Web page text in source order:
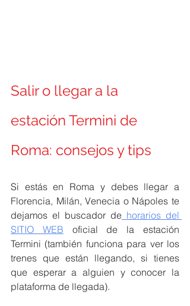
Salir o llegar a la
estación Termini de
Roma: consejos y tips
Si estás en Roma y debes llegar a
Florencia, Milán, Venecia o Nápoles te
dejamos el buscador de horarios del
SITIO WEB oficial de la estación
Termini (también funciona para ver los
trenes que están llegando, si tienes
que esperar a alguien y conocer la
plataforma de llegada).